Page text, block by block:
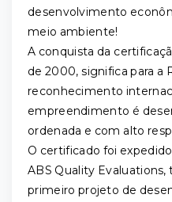
desenvolvimento
meio ambiente!
A conquista da
de 2000, significa para a
reconhecimento
empreendimento é
ordenada e com alto
O certificado foi
ABS Quality Evaluations,
primeiro projeto de